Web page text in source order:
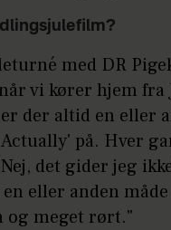
med DR
vi kører hjem fra
der altid en eller
på. Hver
det gider jeg
eller anden
og meget rørt."